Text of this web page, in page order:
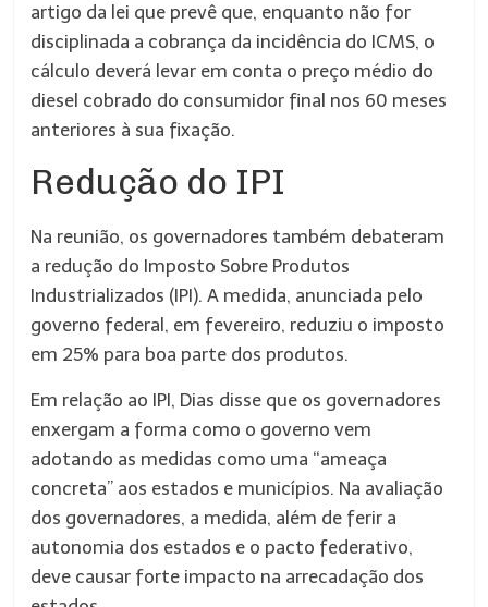
artigo da lei que prevê que, enquanto não for
disciplinada a cobrança da incidência do ICMS, o
cálculo deverá levar em conta o preço médio do
diesel cobrado do consumidor final nos 60 meses
anteriores à sua fixação.
Redução do IPI
Na reunião, os governadores também debateram
a redução do Imposto Sobre Produtos
Industrializados (IPI). A medida, anunciada pelo
governo federal, em fevereiro, reduziu o imposto
em 25% para boa parte dos produtos.
Em relação ao IPI, Dias disse que os governadores
enxergam a forma como o governo vem
adotando as medidas como uma “ameaça
concreta” aos estados e municípios. Na avaliação
dos governadores, a medida, além de ferir a
autonomia dos estados e o pacto federativo,
deve causar forte impacto na arrecadação dos